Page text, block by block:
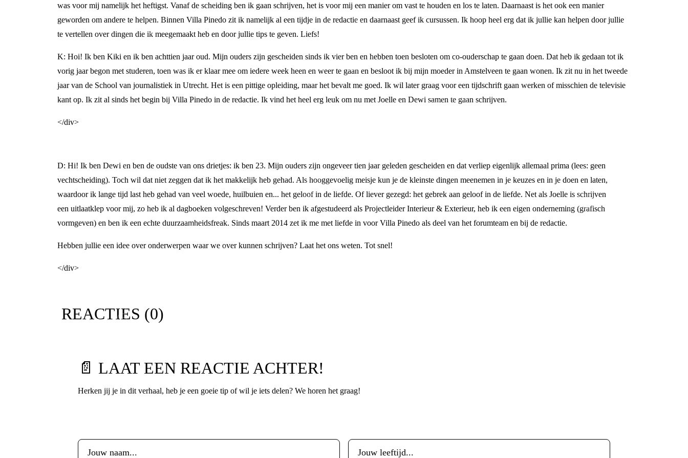
was voor mij namelijk het heftigst. Vanaf de scheiding ben ik gaan schrijven, het is voor mij een manier om vast te houden en los te laten. Daarnaast is het ook een manier
geworden om andere te helpen. Binnen Villa Pinedo zit ik namelijk al een tijdje in de redactie en daarnaast geef ik cursussen. Ik hoop heel erg dat ik jullie kan helpen door jullie
te vertellen over dingen die ik meegemaakt heb en door jullie tips te geven. Liefs!
K: Hoi! Ik ben Kiki en ik ben achttien jaar oud. Mijn ouders zijn gescheiden sinds ik vier ben en hebben toen besloten om co-ouderschap te gaan doen. Dat heb ik gedaan tot ik
vorig jaar begon met studeren, toen was ik er klaar mee om iedere week heen en weer te gaan en besloot ik bij mijn moeder in Amstelveen te gaan wonen. Ik zit nu in het tweede
jaar van de School van journalistiek in Utrecht. Het is een pittige opleiding, maar het bevalt me goed. Ik wil later graag voor een tijdschrift gaan werken of misschien de televisie
kant op. Ik zit al sinds het begin bij Villa Pinedo in de redactie. Ik vind het heel erg leuk om nu met Joelle en Dewi samen te gaan schrijven.
</div>
D: Hi! Ik ben Dewi en ben de oudste van ons drietjes: ik ben 23. Mijn ouders zijn ongeveer tien jaar geleden gescheiden en dat verliep eigenlijk allemaal prima (lees: geen
vechtscheiding). Toch wil dat niet zeggen dat ik het makkelijk heb gehad. Als hooggevoelig meisje kun je de kleinste dingen meenemen in je keuzes en in je doen en laten,
waardoor ik lange tijd last heb gehad van veel woede, huilbuien en... het geloof in de liefde. Of liever gezegd: het gebrek aan geloof in de liefde. Net als Joelle is schrijven
een uitlaatklep voor mij, zo heb ik al dagboeken volgeschreven! Verder ben ik afgestudeerd als Projectleider Interieur & Exterieur, heb ik een eigen onderneming (grafisch
vormgeven) en ben ik een echte duurzaamheidsfreak. Sinds maart 2014 zet ik me met liefde in voor Villa Pinedo als deel van het forumteam en bij de redactie.
Hebben jullie een idee over onderwerpen waar we over kunnen schrijven? Laat het ons weten. Tot snel!
</div>
REACTIES (0)
📄 LAAT EEN REACTIE ACHTER!
Herken jij je in dit verhaal, heb je een goeie tip of wil je iets delen? We horen het graag!